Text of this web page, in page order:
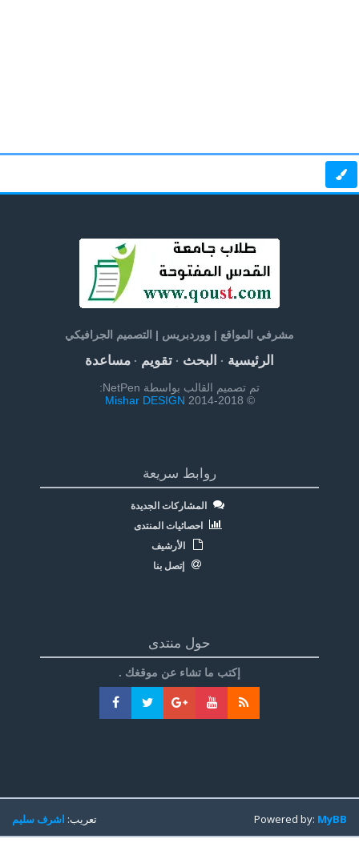
مشرفي المواقع | ووردبريس | التصميم الجرافيكي
الرئيسية· البحث· تقويم· مساعدة
تم تصميم القالب بواسطة NetPen:
© 2014-2018
Mishar DESIGN
روابط سريعة
المشاركات الجديدة
احصائيات المنتدى
الأرشيف
إتصل بنا
حول منتدى
إكتب ما تشاء عن موقغك .
تعريب:اشرف سليم Powered by:MyBB